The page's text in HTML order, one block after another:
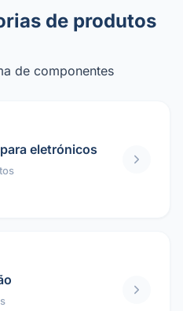
de produtos
de componentes
eletrónicos